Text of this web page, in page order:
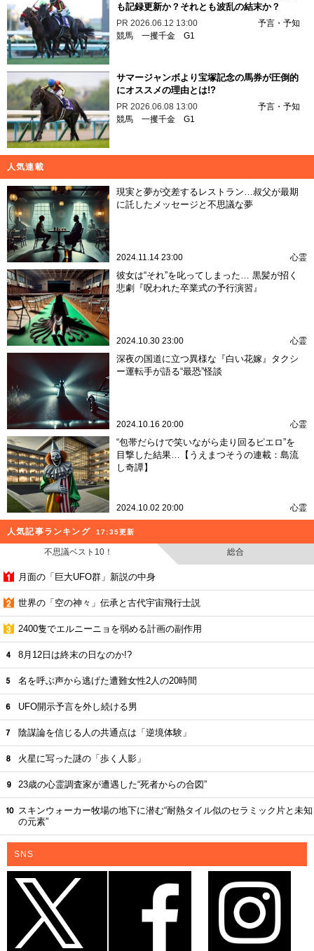
も記録更新か？それとも波乱の結末か？
PR 2026.06.12 13:00
予言・予知
競馬 一攫千金 G1
サマージャンボより宝塚記念の馬券が圧倒的
にオススメの理由とは!?
PR 2026.06.08 13:00
予言・予知
競馬 一攫千金 G1
人気連載
現実と夢が交差するレストラン…叔父が最期
に託したメッセージと不思議な夢
2024.11.14 23:00 心霊
彼女は“それ”を叱ってしまった… 黒髪が招く
悲劇『呪われた卒業式の予行演習』
2024.10.30 23:00 心霊
深夜の国道に立つ異様な『白い花嫁』タクシ
ー運転手が語る“最恐”怪談
2024.10.16 20:00 心霊
“包帯だらけで笑いながら走り回るピエロ”を
目撃した結果…【うえまつそうの連載：島流
し奇譚】
2024.10.02 20:00 心霊
人気記事ランキング 17:35更新
不思議ベスト10！ 総合
月面の「巨大UFO群」新説の中身
世界の「空の神々」伝承と古代宇宙飛行士説
2400隻でエルニーニョを弱める計画の副作用
8月12日は終末の日なのか!?
名を呼ぶ声から逃げた遭難女性2人の20時間
UFO開示予言を外し続ける男
陰謀論を信じる人の共通点は「逆境体験」
火星に写った謎の「歩く人影」
23歳の心霊調査家が遭遇した“死者からの合図”
スキンウォーカー牧場の地下に潜む“耐熱タイル似のセラミック片と未知
の元素”
SNS